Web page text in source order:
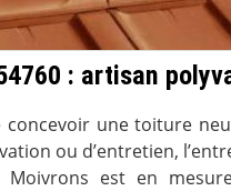
: artisan
concevoir une toiture
ou d’entretien,
Moivrons est en